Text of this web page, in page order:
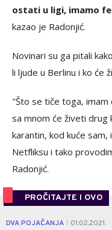
ostati u ligi, imamo
kazao je Radonjić.
Novinari su ga pitali
li ljude u Berlinu i ko će
"Što se tiče toga, imam
sa mnom će živeti drug
karantin, kod kuće sam,
Netfliksu i tako
Radonjić.
PROČITAJTE I OVO
DVA POJAČANJA 01.02.2021.